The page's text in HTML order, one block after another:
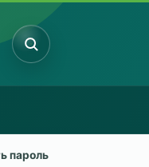
Поиск
пароль